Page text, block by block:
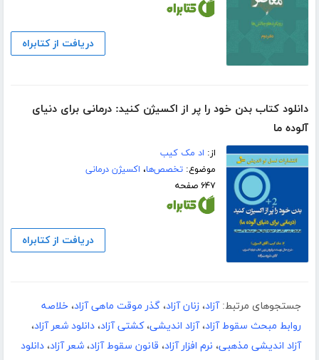
دریافت از کتابراه
دانلود کتاب بدن خود را پر از اکسیژن کنید: درمانی برای دنیای
آلوده ما
از: اد مک کیب
موضوع:تخصص‌ها، اکسیژن درمانی
۶۴۷ صفحه
دریافت از کتابراه
جستجوهای مرتبط: آزاد، زنان آزاد، گذر موقت ماهی آزاد، خلاصه
روابط مبحث سقوط آزاد،آزاد اندیشی،کشتی آزاد، دانلود شعر آزاد،
آزاد اندیشی مذهبی، نرم افزار آزاد، قانون سقوط آزاد، شعر آزاد، دانلود